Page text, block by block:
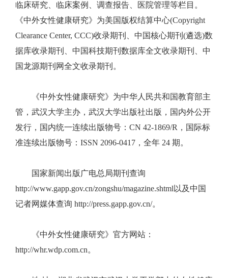
临床研究、临床案例、调查报告、医院管理等栏目。
《中外女性健康研究》为美国版权结算中心(Copyright
Clearance Center, CCC)收录期刊、中国核心期刊(遴选)数
据库收录期刊、中国科技期刊数据库全文收录期刊、中
国龙源期刊网全文收录期刊。
《中外女性健康研究》为中华人民共和国教育部主
管，武汉大学主办，武汉大学出版社出版，国内外公开
发行，国内统一连续出版物号：CN 42-1869/R，国际标
准连续出版物号：ISSN 2096-0417，全年 24 期。
国家新闻出版广电总局期刊查询
http://www.gapp.gov.cn/zongshu/magazine.shtml以及中国
记者网媒体查询 http://press.gapp.gov.cn/。
《中外女性健康研究》官方网站：
http://whr.wdp.com.cn。